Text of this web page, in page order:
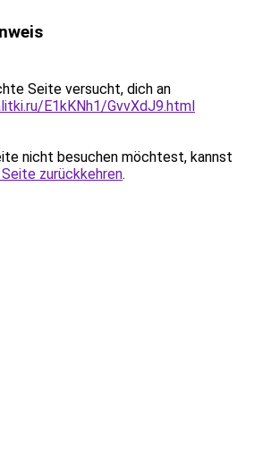
Seite versucht, dich an
E1kKNh1/GvvXdJ9.html
nicht besuchen möchtest, kannst
zurückkehren.